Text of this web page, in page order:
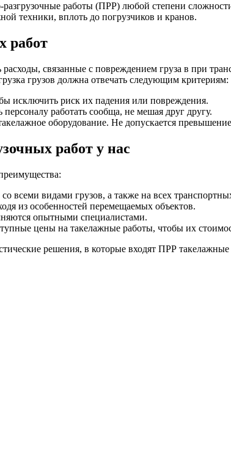
работы (ПРР) любой степени
техники, вплоть до погрузчиков и кранов.
работ
связанные с повреждением груза в при
грузов должна отвечать следующим критериям:
исключить риск их падения или повреждения.
работать сообща, не мешая друг другу.
оборудование. Не допускается
работ у нас
всеми видами грузов, а также на всех
из особенностей перемещаемых объектов.
опытными специалистами.
цены на такелажные работы, чтобы их
решения, в которые входят ПРР такелажные